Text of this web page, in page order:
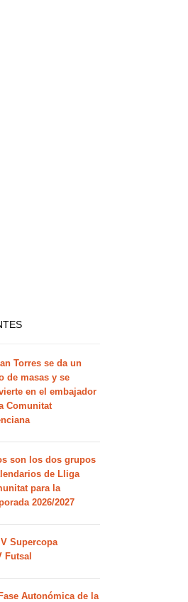
Torres se da un
de masas y se
en el embajador
Comunitat
son los dos grupos
de Lliga
para la
2026/2027
Supercopa
Futsal
Autonómica de la